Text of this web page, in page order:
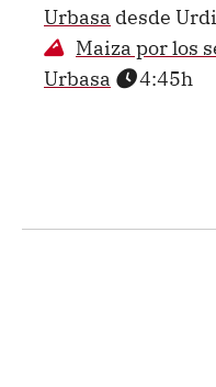
Urbasa desde
Maiza por los
Urbasa
4:45h